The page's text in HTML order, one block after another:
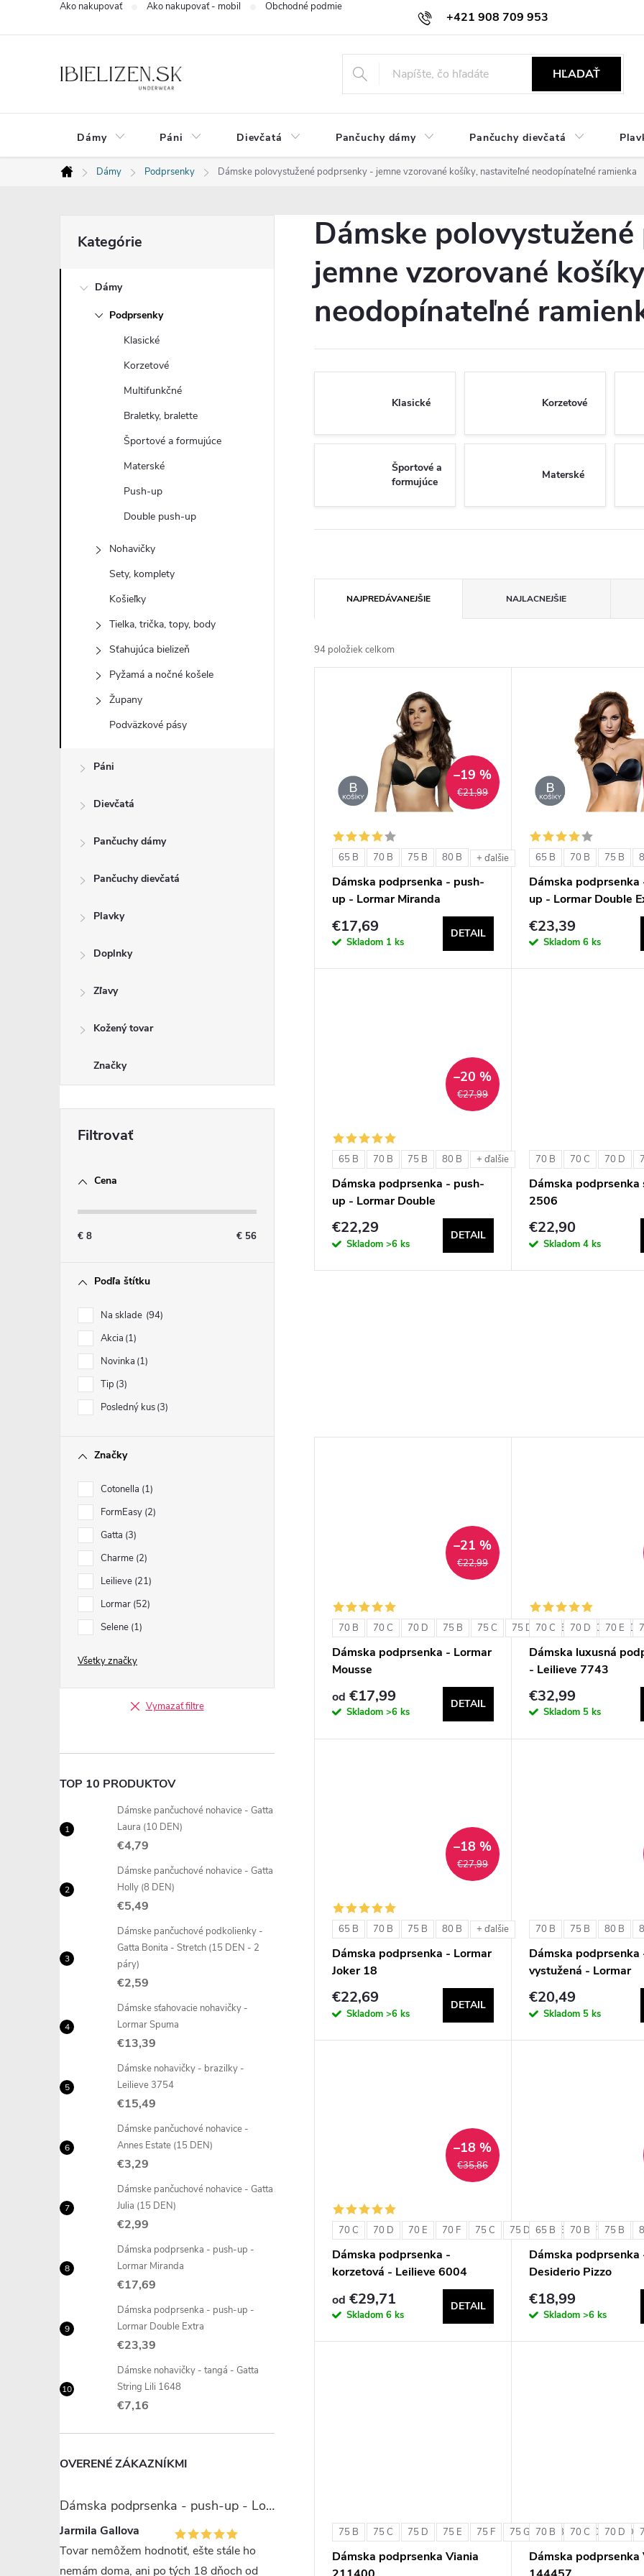
+421 908 709 953
objednavky@ibielizen.sk
Ako nakupovať Ako nakupovať - mobil Obchodné podmienky
HĽADAŤ
Dámy Páni Dievčatá Pančuchy dámy Pančuchy dievčatá
Domov
Dámy Podprsenky Dámske polovystužené podprsenky - jemne vzorované košíky, nastaviteľné neodopínateľné ramienka
o
kategórie
Kategórie
Dámy
Podprsenky
Klasické
Korzetové
Multifunkčné
Braletky, bralette
Športové a formujúce
Materské
Push-up
Double push-up
Nohavičky
Sety, komplety
Košieľky
Tielka, trička, topy, body
Sťahujúca bielizeň
Pyžamá a nočné košele
Župany
Podväzkové pásy
Páni
Dievčatá
Pančuchy dámy
Pančuchy dievčatá
Plavky
Doplnky
Zľavy
Kožený tovar
Značky
Cena
€ 8 € 56
Podľa štítku
Na sklade 94
Akcia 1
Novinka 1
Tip 3
Posledný kus 3
Značky
Cotonella 1
FormEasy 2
Gatta 3
Charme 2
Leilieve 21
Lormar 52
Selene 1
Všetky značky
Vymazať filtre
TOP 10 PRODUKTOV
Dámske pančuchové nohavice - Gatta
Laura (10 DEN)
€4,79
Dámske pančuchové nohavice - Gatta
Holly (8 DEN)
€5,49
Dámske pančuchové podkolienky -
Gatta Bonita - Stretch (15 DEN - 2
páry)
€2,59
Dámske sťahovacie nohavičky -
Lormar Spuma
€13,39
Dámske nohavičky - brazilky -
Leilieve 3754
€15,49
Dámske pančuchové nohavice -
Annes Estate (15 DEN)
€3,29
Dámske pančuchové nohavice - Gatta
Julia (15 DEN)
€2,99
Dámska podprsenka - push-up -
Lormar Miranda
€17,69
Dámska podprsenka - push-up -
Lormar Double Extra
€23,39
Dámske nohavičky - tangá - Gatta
String Lili 1648
€7,16
OVERENÉ ZÁKAZNÍKMI
Dámska podprsenka - push-up - Lormar Miranda
Jarmila Gallova
Tovar nemôžem hodnotiť, ešte stále ho
nemám doma, ani po tých 18 dňoch od
Dámske
jemne vzorované
neodopínateľné
Klasické Korzetové
Športové a
formujúce
Materské
a
d
NAJPREDÁVANEJŠIE NAJLACNEJŠIE
94 položiek celkom
d
€21,99
–19 %
65 B 70 B 75 B 80 B + ďalšie
Dámska podprsenka - push-
up - Lormar Miranda
€17,69
Skladom 1 ks
DETAIL
65 B 70 B 75 B
Dámska podprsenka
up - Lormar Double
€23,39
Skladom6 ks
€27,99
–20 %
65 B 70 B 75 B 80 B + ďalšie
Dámska podprsenka - push-
up - Lormar Double
€22,29
Skladom >6 ks
DETAIL
70 B 70 C 70 D
Dámska podprsenka
2506
€22,90
Skladom4 ks
€22,99
–21 %
70 B 70 C 70 D 75 B 75 C 75 D 80 B 80 C 80 D
Dámska podprsenka - Lormar
Mousse
od €17,99
Skladom >6 ks
DETAIL
70 C 70 D 70 E
Dámska luxusná
- Leilieve 7743
€32,99
Skladom 5 ks
€27,99
–18 %
65 B 70 B 75 B 80 B + ďalšie
Dámska podprsenka - Lormar
Joker 18
€22,69
Skladom >6 ks
DETAIL
70 B 75 B 80 B
Dámska podprsenka
vystužená - Lormar
ExtraOrdinary
€20,49
Skladom 5 ks
€35,86
–18 %
70 C 70 D 70 E 70 F 75 C 75 D 75 E 75 F 80 C
Dámska podprsenka -
korzetová - Leilieve 6004
od €29,71
Skladom 6 ks
DETAIL
65 B 70 B 75 B
Dámska podprsenka
Desiderio Pizzo
€18,99
Skladom>6 ks
75 B 75 C 75 D 75 E 75 F 75 G 80 B 80 C 80 D
Dámska podprsenka Viania
70 B 70 C 70 D
Dámska podprsenka